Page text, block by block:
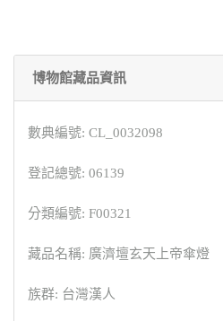
博物館藏品資訊
數典編號: CL_0032098
登記總號: 06139
分類編號: F00321
藏品名稱: 廣濟壇玄天上帝傘燈
族群: 台灣漢人